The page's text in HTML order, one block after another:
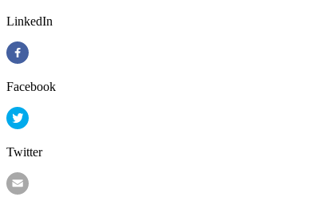
LinkedIn
Facebook
Twitter